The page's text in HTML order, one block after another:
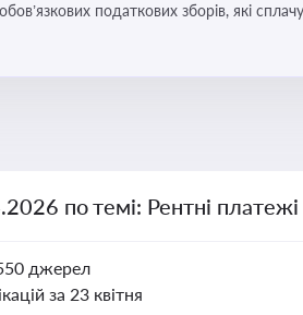
податкових зборів, які
по темі: Рентні платежі
джерел
за 23 квітня